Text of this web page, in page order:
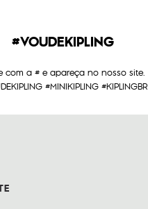
#VOUDEKIPLING
com a # e apareça no nosso site.
#MINIKIPLING #KIPLINGBR